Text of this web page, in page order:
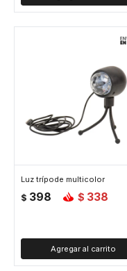
Luz trípode multicolor
$ 398 $ 338